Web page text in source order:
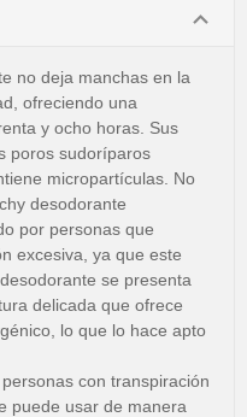
no deja manchas en la
ofreciendo una
y ocho horas. Sus
poros sudoríparos
micropartículas. No
desodorante
por personas que
excesiva, ya que este
se presenta
delicada que ofrece
lo que lo hace apto
con transpiración
puede usar de manera